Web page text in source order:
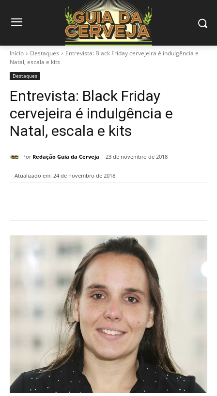
Início Destaques
Entrevista: Black Friday cervejeira é indulgência e
Natal, escala e kits
Destaques
Entrevista: Black Friday
cervejeira é indulgência e
Natal, escala e kits
Por Redação Guia da Cerveja 23 de novembro de 2018
Atualizado em: 24 de novembro de 2018